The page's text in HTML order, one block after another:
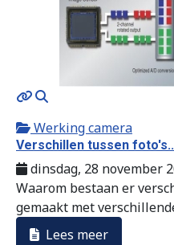
Werking camera
Verschillen tussen
dinsdag, 28 november
Waarom bestaan er
gemaakt met
Lees meer